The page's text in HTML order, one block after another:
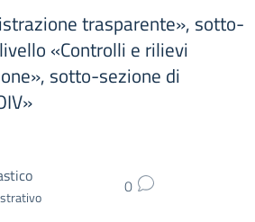
trasparente», sotto-
«Controlli e rilievi
sotto-sezione di
0